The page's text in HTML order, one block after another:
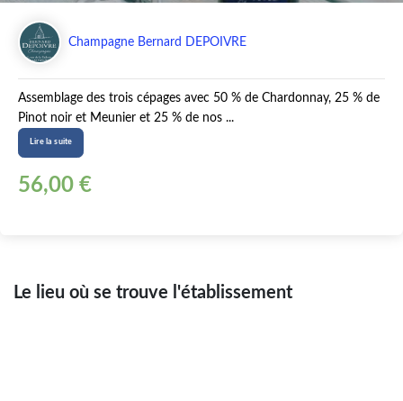
Champagne Bernard DEPOIVRE
Assemblage des trois cépages avec 50 % de Chardonnay, 25 % de
Pinot noir et Meunier et 25 % de nos ...
Lire la suite
56,00 €
Le lieu où se trouve l'établissement